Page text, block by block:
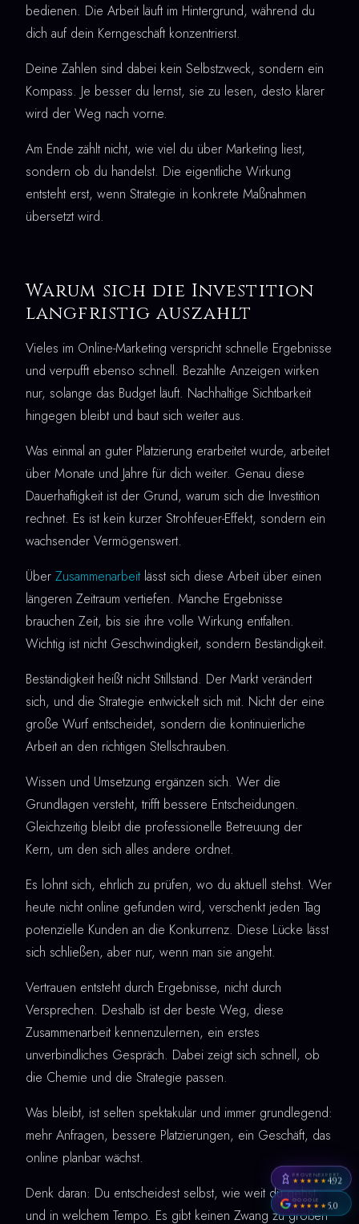
bedienen. Die Arbeit läuft im Hintergrund, während du
dich auf dein Kerngeschäft konzentrierst.
Deine Zahlen sind dabei kein Selbstzweck, sondern ein
Kompass. Je besser du lernst, sie zu lesen, desto klarer
wird der Weg nach vorne.
Am Ende zählt nicht, wie viel du über Marketing liest,
sondern ob du handelst. Die eigentliche Wirkung
entsteht erst, wenn Strategie in konkrete Maßnahmen
übersetzt wird.
Warum sich die Investition
langfristig auszahlt
Vieles im Online-Marketing verspricht schnelle Ergebnisse
und verpufft ebenso schnell. Bezahlte Anzeigen wirken
nur, solange das Budget läuft. Nachhaltige Sichtbarkeit
hingegen bleibt und baut sich weiter aus.
Was einmal an guter Platzierung erarbeitet wurde, arbeitet
über Monate und Jahre für dich weiter. Genau diese
Dauerhaftigkeit ist der Grund, warum sich die Investition
rechnet. Es ist kein kurzer Strohfeuer-Effekt, sondern ein
wachsender Vermögenswert.
Über Zusammenarbeit lässt sich diese Arbeit über einen
längeren Zeitraum vertiefen. Manche Ergebnisse
brauchen Zeit, bis sie ihre volle Wirkung entfalten.
Wichtig ist nicht Geschwindigkeit, sondern Beständigkeit.
Beständigkeit heißt nicht Stillstand. Der Markt verändert
sich, und die Strategie entwickelt sich mit. Nicht der eine
große Wurf entscheidet, sondern die kontinuierliche
Arbeit an den richtigen Stellschrauben.
Wissen und Umsetzung ergänzen sich. Wer die
Grundlagen versteht, trifft bessere Entscheidungen.
Gleichzeitig bleibt die professionelle Betreuung der
Kern, um den sich alles andere ordnet.
Es lohnt sich, ehrlich zu prüfen, wo du aktuell stehst. Wer
heute nicht online gefunden wird, verschenkt jeden Tag
potenzielle Kunden an die Konkurrenz. Diese Lücke lässt
sich schließen, aber nur, wenn man sie angeht.
Vertrauen entsteht durch Ergebnisse, nicht durch
Versprechen. Deshalb ist der beste Weg, diese
Zusammenarbeit kennenzulernen, ein erstes
unverbindliches Gespräch. Dabei zeigt sich schnell, ob
die Chemie und die Strategie passen.
Was bleibt, ist selten spektakulär und immer grundlegend:
mehr Anfragen, bessere Platzierungen, ein Geschäft, das
online planbar wächst.
Denk daran: Du entscheidest selbst, wie weit du gehst
und in welchem Tempo. Es gibt keinen Zwang zu großen
PROVENEXPERT
★★★★★4,92
GOOGLE
★★★★★5,0